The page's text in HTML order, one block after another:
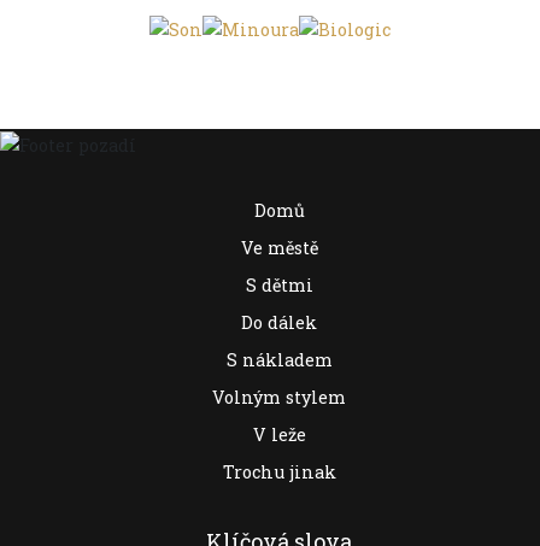
Domů
Ve městě
S dětmi
Do dálek
S nákladem
Volným stylem
V leže
Trochu jinak